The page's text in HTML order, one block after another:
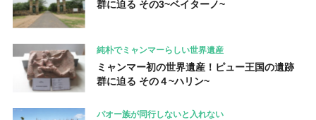
群に迫る その3~ベイターノ~
純朴でミャンマーらしい世界遺産
ミャンマー初の世界遺産！ピュー王国の遺跡
群に迫る その４~ハリン~
パオー族が同行しないと入れない